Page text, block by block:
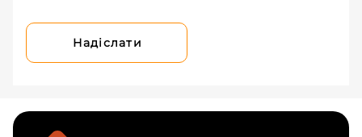
Надіслати